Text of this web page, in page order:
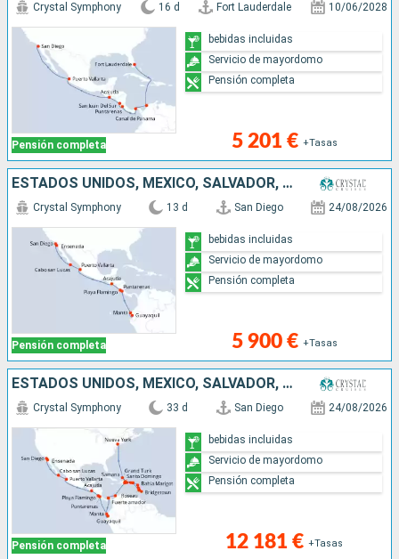
Pensión completa
Crystal Symphony 16 d Fort Lauderdale 10/06/2028
5 201 € +Tasas
bebidas incluidas
Servicio de mayordomo
Pensión completa
ESTADOS UNIDOS, MÉXICO, SALVADOR, COSTA RICA, ECUADOR
Pensión completa
Crystal Symphony 13 d San Diego 24/08/2026
5 900 € +Tasas
bebidas incluidas
Servicio de mayordomo
Pensión completa
ESTADOS UNIDOS, MÉXICO, SALVADOR, COSTA RICA, ECUADOR, PANAMÁ, COLOMBIA, PORTO RICO, SANTA LUCIA, DOMINICA, BARBADOS, ANTIGUA Y BARBUDA, JOST VAN DYKE, REPÚBLICA DOMINICANA, ISLAS TURCAS Y CAICOS
Pensión completa
Crystal Symphony 33 d San Diego 24/08/2026
12 181 € +Tasas
bebidas incluidas
Servicio de mayordomo
Pensión completa